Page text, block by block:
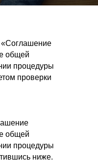
общей
процедуры
проверки
общей
процедуры
ниже.